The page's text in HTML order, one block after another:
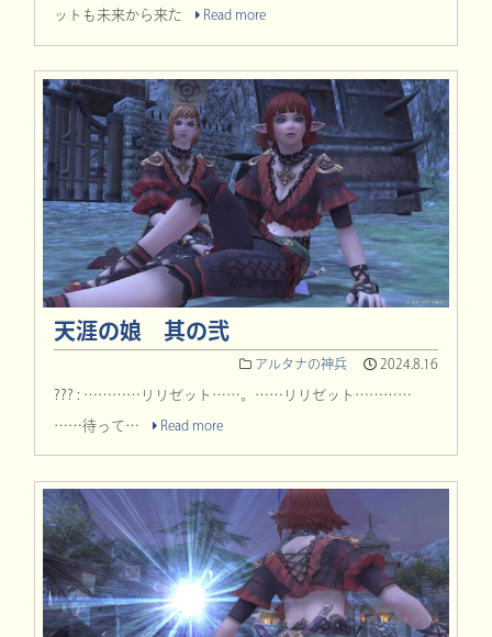
ットも未来から来た Read more
天涯の娘 其の弐
アルタナの神兵 2024.8.16
??? : …………リリゼット……。……リリゼット…………
……待って… Read more